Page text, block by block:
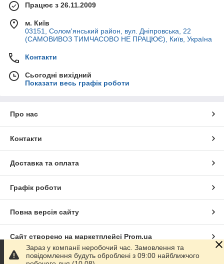
Працює з 26.11.2009
м. Київ
03151, Солом'янський район, вул. Дніпровська, 22
(САМОВИВОЗ ТИМЧАСОВО НЕ ПРАЦЮЄ), Київ, Україна
Контакти
Сьогодні вихідний
Показати весь графік роботи
Про нас
Контакти
Доставка та оплата
Графік роботи
Повна версія сайту
Сайт створено на маркетплейсі Prom.ua
Політика конфіденційності
Зараз у компанії неробочий час. Замовлення та
повідомлення будуть оброблені з 09:00 найближчого